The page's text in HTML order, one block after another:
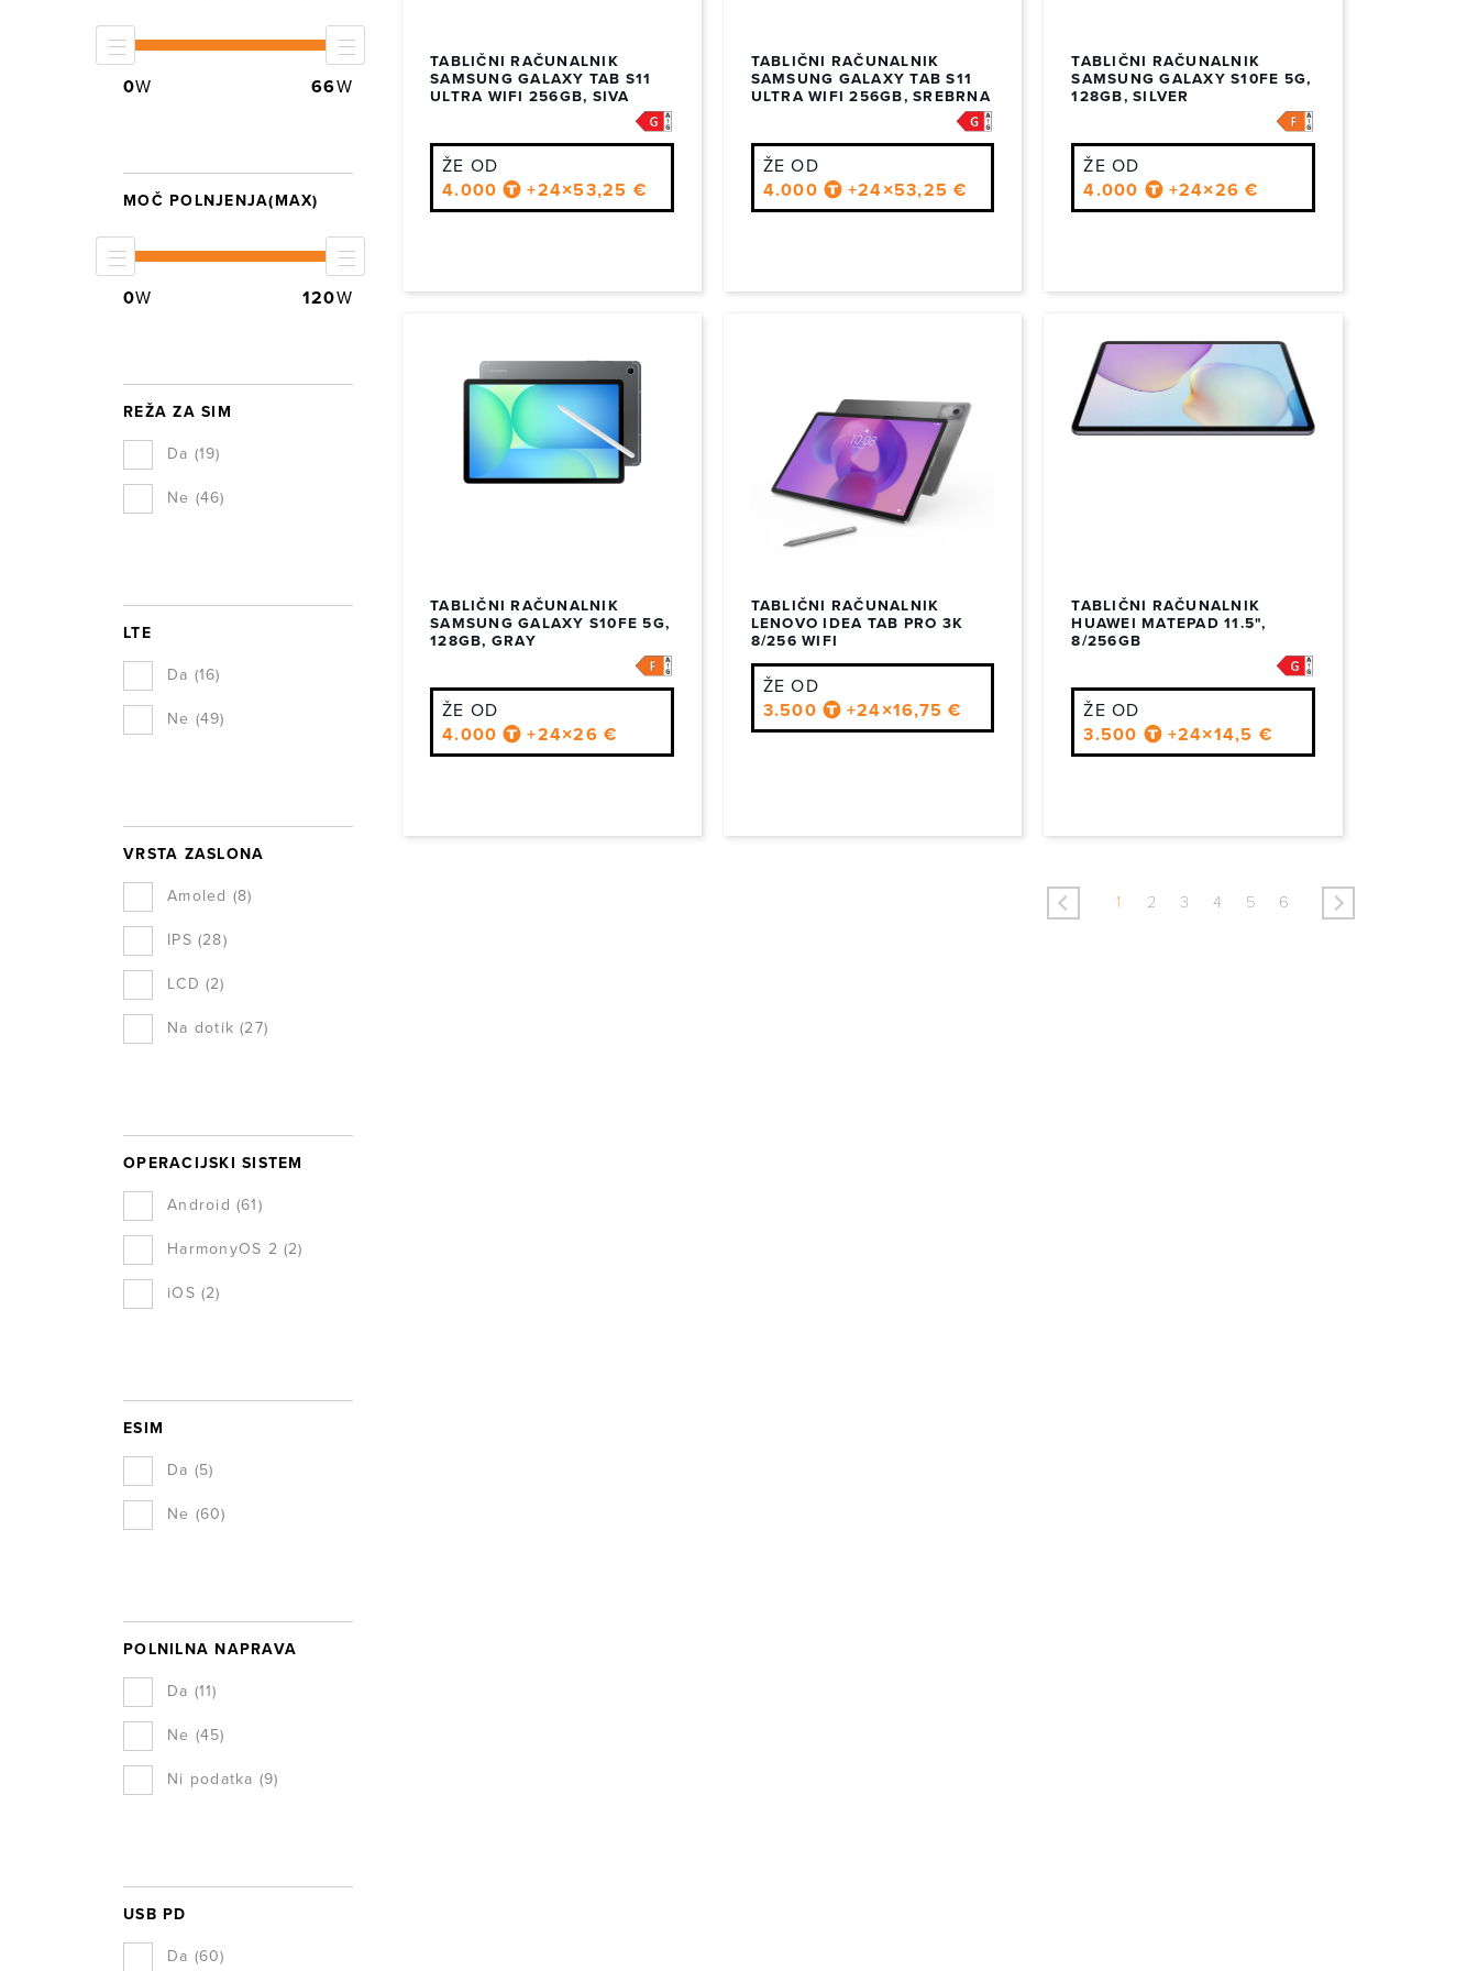
0W 66W
MOČ POLNJENJA(MAX)
0W 120W
REŽA ZA SIM
Da (19)
Ne (46)
LTE
Da (16)
Ne (49)
VRSTA ZASLONA
Amoled (8)
IPS (28)
LCD (2)
Na dotik (27)
OPERACIJSKI SISTEM
Android (61)
HarmonyOS 2 (2)
iOS (2)
ESIM
Da (5)
Ne (60)
POLNILNA NAPRAVA
Da (11)
Ne (45)
Ni podatka (9)
USB PD
Da (60)
TABLIČNI RAČUNALNIK
SAMSUNG GALAXY TAB S11
ULTRA WIFI 256GB, SIVA
ŽE OD
4.000
+24×53,25 €
TABLIČNI RAČUNALNIK
SAMSUNG GALAXY TAB S11
ULTRA WIFI 256GB, SREBRNA
ŽE OD
4.000
+24×53,25 €
TABLIČNI RAČUNALNIK
SAMSUNG GALAXY S10FE 5G,
128GB, SILVER
ŽE OD
4.000
+24×26 €
TABLIČNI RAČUNALNIK
SAMSUNG GALAXY S10FE 5G,
128GB, GRAY
ŽE OD
4.000
+24×26 €
TABLIČNI RAČUNALNIK
LENOVO IDEA TAB PRO 3K
8/256 WIFI
ŽE OD
3.500
+24×16,75 €
TABLIČNI RAČUNALNIK
HUAWEI MATEPAD 11.5",
8/256GB
ŽE OD
3.500
+24×14,5 €
< 1 2 3 4 5 6 >